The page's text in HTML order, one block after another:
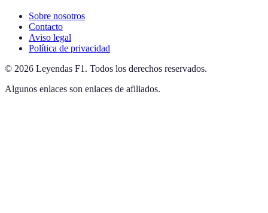
Sobre nosotros
Contacto
Aviso legal
Política de privacidad
© 2026 Leyendas F1 . Todos los derechos reservados.
Algunos enlaces son enlaces de afiliados.